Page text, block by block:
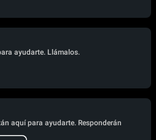
ayudarte. Llámalos.
aquí para ayudarte. Responderán